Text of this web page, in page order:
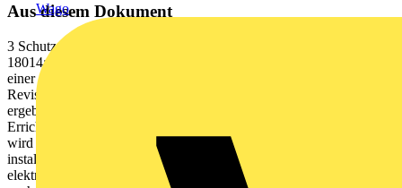
Wago
Aus diesem Dokument
3 SchutzmaSSnahmen Fundamenterder gem neuer DIN
18014:2014-03 Reyno Thormhlen Wird eine Erdungsanlage als Teil
einer elektrischen Anlage errichtet, so haben sich seit der vorletzten
Revision der DIN 18014 im Jahre 2007 wesentliche nderungen
ergeben. Die Nichtbeachtung der Ausfhrungsnorm kann fr den
Errichter der Erdungsanlage schwerwiegende Folgen haben, denn
wird der Fundamenterder aufgrund fehlender Sachkunde falsch
installiert, so kann unter Umstnden eine Gefhrdung der Nutzer der
elektrischen Anlage auftreten. Hier sind sowohl der Architekt als